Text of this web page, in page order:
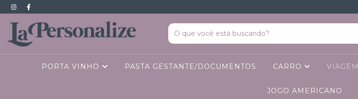
PORTA VINHO PASTA GESTANTE/DOCUMENTOS CARRO VIAGEM
JOGO AMERICANO